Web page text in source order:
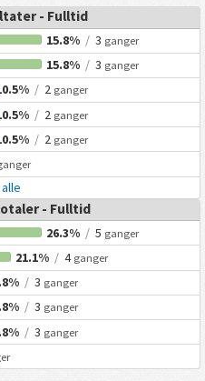
- Fulltid
15.8% / 3 ganger
15.8% / 3 ganger
/2 ganger
/2 ganger
/2 ganger
- Fulltid
26.3% / 5 ganger
21.1% / 4 ganger
/3 ganger
/3 ganger
/3 ganger